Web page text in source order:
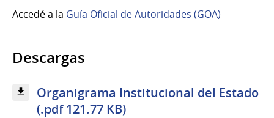
Accedé a la Guía Oficial de Autoridades (GOA)
Descargas
Organigrama Institucional del Estado
(.pdf 121.77 KB)